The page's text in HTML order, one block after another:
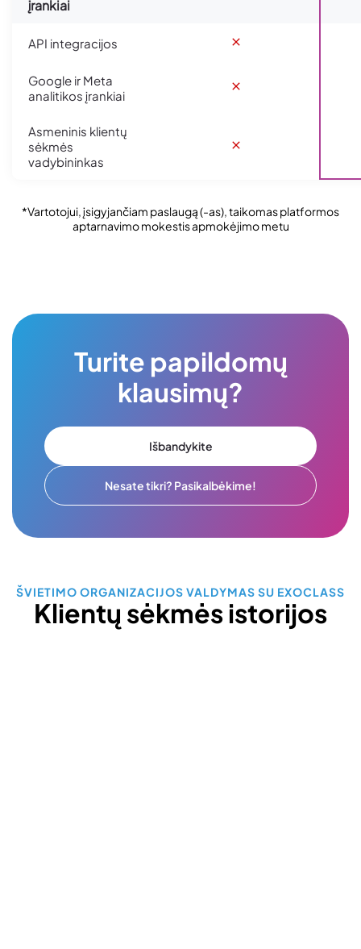
įrankiai
API integracijos
Google ir Meta
analitikos įrankiai
Asmeninis klientų
sėkmės
vadybininkas
*Vartotojui, įsigyjančiam paslaugą (-as), taikomas platformos
aptarnavimo mokestis apmokėjimo metu
Turite papildomų
klausimų?
Išbandykite
Nesate tikri? Pasikalbėkime!
ŠVIETIMO ORGANIZACIJOS VALDYMAS SU EXOCLASS
Klientų sėkmės istorijos